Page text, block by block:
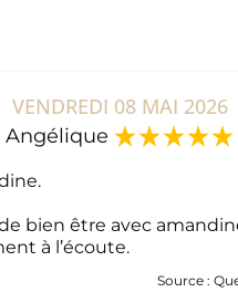
VENDREDI 08 MAI 2026
Angélique
bien être avec
à l’écoute.
Source :